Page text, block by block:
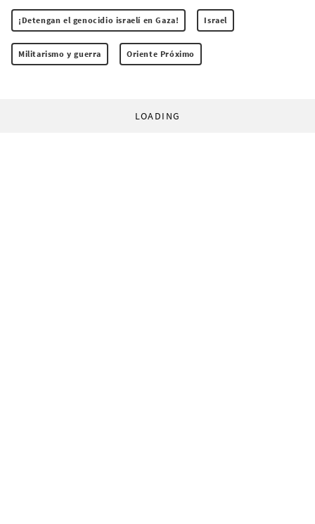
¡Detengan el genocidio israelí en Gaza! Israel
Militarismo y guerra Oriente Próximo
LOADING